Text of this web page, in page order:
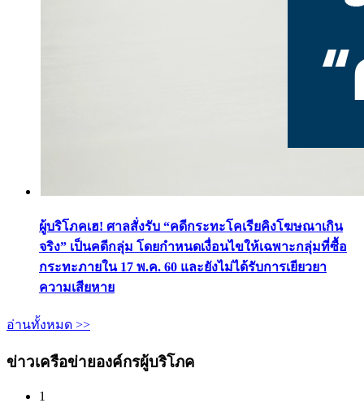
ผู้บริโภคเฮ! ศาลสั่งรับ “คดีกระทะโคเรียคิงโฆษณาเกิน
จริง” เป็นคดีกลุ่ม โดยกำหนดเงื่อนไขให้เฉพาะกลุ่มที่ซื้อ
กระทะภายใน 17 พ.ค. 60 และยังไม่ได้รับการเยียวยา
ความเสียหาย
อ่านทั้งหมด >>
ข่าวเครือข่ายองค์กรผู้บริโภค
1